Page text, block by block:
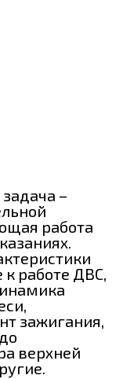
–
работа
работе ДВС,
зажигания,
верхней